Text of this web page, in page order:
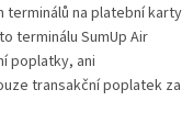
terminálů na platební karty
terminálu SumUp Air
poplatky, ani
transakční poplatek za